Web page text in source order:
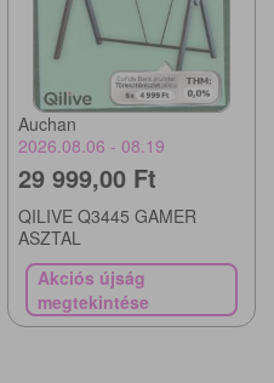
Auchan
2026.08.06 - 08.19
29 999,00 Ft
QILIVE Q3445 GAMER
ASZTAL
Akciós újság
megtekintése